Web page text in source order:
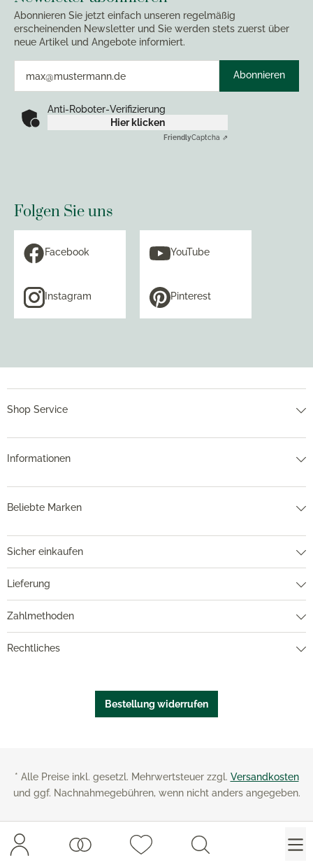
Abonnieren Sie jetzt einfach unseren regelmäßig
erscheinenden Newsletter und Sie werden stets zuerst über
neue Artikel und Angebote informiert.
Abonnieren
Anti-Roboter-Verifizierung
Hier klicken
FriendlyCaptcha ⇗
Folgen Sie uns
Facebook YouTube
Instagram Pinterest
Shop Service
Informationen
Beliebte Marken
Sicher einkaufen
Lieferung
Zahlmethoden
Rechtliches
Bestellung widerrufen
* Alle Preise inkl. gesetzl. Mehrwertsteuer zzgl. Versandkosten
und ggf. Nachnahmegebühren, wenn nicht anders angegeben.